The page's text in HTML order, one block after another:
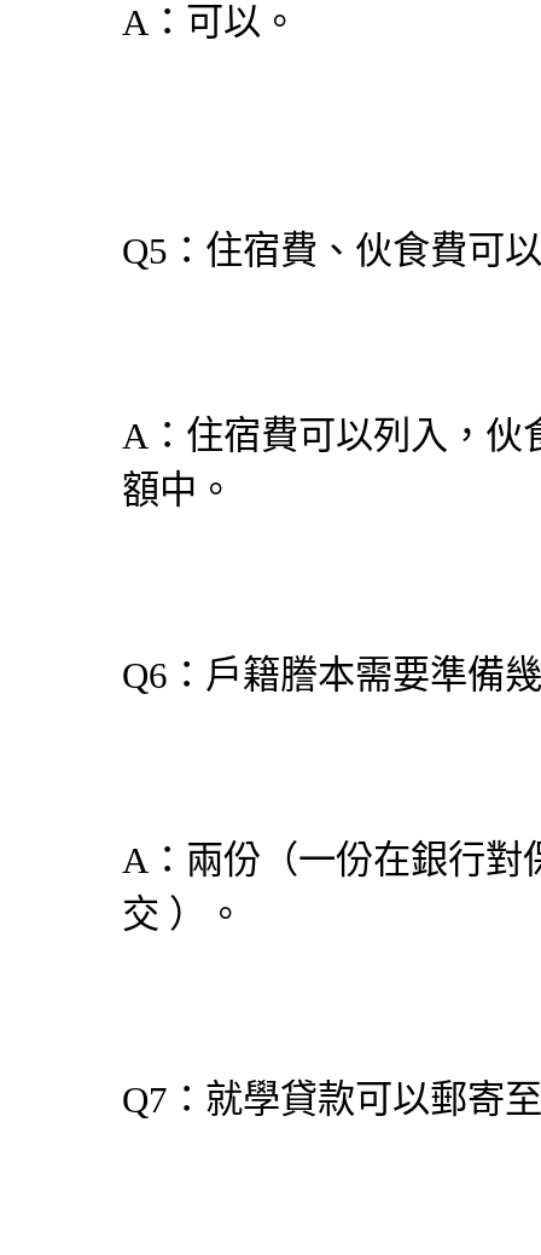
A：可以。
Q5：住宿費、伙食費可
A：住宿費可以列入，伙
額中。
Q6：戶籍謄本需要準備
A：兩份（一份在銀行對
交 ）。
Q7：就學貸款可以郵寄